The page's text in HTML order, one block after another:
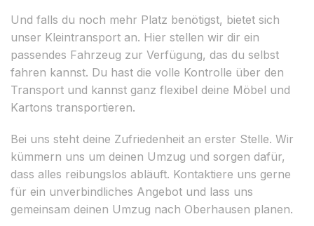
Und falls du noch mehr Platz benötigst, bietet sich
unser Kleintransport an. Hier stellen wir dir ein
passendes Fahrzeug zur Verfügung, das du selbst
fahren kannst. Du hast die volle Kontrolle über den
Transport und kannst ganz flexibel deine Möbel und
Kartons transportieren.
Bei uns steht deine Zufriedenheit an erster Stelle. Wir
kümmern uns um deinen Umzug und sorgen dafür,
dass alles reibungslos abläuft. Kontaktiere uns gerne
für ein unverbindliches Angebot und lass uns
gemeinsam deinen Umzug nach Oberhausen planen.